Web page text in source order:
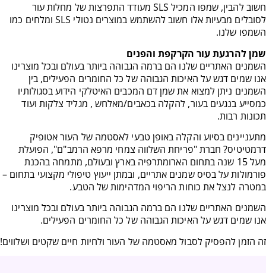
חשוב להבין, שמפו המכיל
SLS מעודד התפרצות של מחלות עור
לסובלים מבעיות אלו חשוב להשתמש במוצרים נטולי SLS ומלחים כמו
השמפו שלנו.
שמן להרגעת עור הקרקפת והפנים
השמנים האתריים שלנו הם ברמה הגבוהה ביותר בעולם ובכל מוצרינו
אנו שמים דגש על האיכות הגבוהה של כל החומרים הפעילים, בין
השמנים ניתן למצוא את שמן דם המכבים האיטלקי הידוע בסגולותיו
כמסייע בנגעים בעור, להקלה בכאבים/מאלחש , מגליד צלקות ועוד
תכונות רבות.
מתעניינים בסיוע והקלה באופן טבעי לאסטמה של העור אטופיק
דרמטיטיס? חברת "פריחת השלווה צמחי מרפא הרמב"ם", הפועלת
מעל 15 שנה בתחום הארומתרפיה בארץ ובעולם, מתמחה בהכנת
פורמולות על בסיס שמנים אתריים, ובמתן ייעוץ טיפולי מקצועי בתחום –
במטרה לנצל את כוחות הריפוי המדהימות של הטבע.
השמנים האתריים שלנו הם ברמה הגבוהה ביותר בעולם ובכל מוצרינו
אנו שמים דגש על האיכות הגבוהה של כל החומרים הפעילים.
זה הזמן להפסיק לסבול מאסטמה של העור ולחיות חיים שקטים ושלווים!